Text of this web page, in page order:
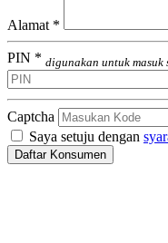
Alamat *
PIN * digunakan untuk
Captcha
Saya setuju dengan
Daftar Konsumen